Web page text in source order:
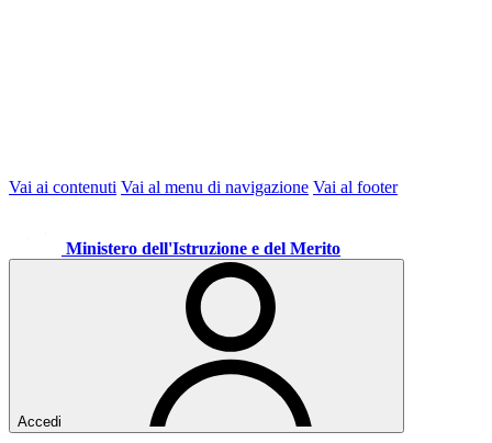
Vai ai contenuti Vai al menu di navigazione Vai al footer
Ministero dell'Istruzione e del Merito
Accedi